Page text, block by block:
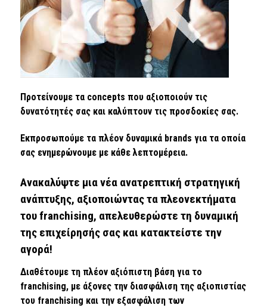
Προτείνουμε τα concepts που αξιοποιούν τις
δυνατότητές σας και καλύπτουν τις προσδοκίες σας.
Εκπροσωπούμε τα πλέον δυναμικά brands για τα οποία
σας ενημερώνουμε με κάθε λεπτομέρεια.
Ανακαλύψτε μια νέα ανατρεπτική στρατηγική
ανάπτυξης, αξιοποιώντας τα πλεονεκτήματα
του franchising, απελευθερώστε τη δυναμική
της επιχείρησής σας και κατακτείστε την
αγορά!
Διαθέτουμε τη πλέον αξιόπιστη βάση για το
franchising, με άξονες την διασφάλιση της αξιοπιστίας
του franchising και την εξασφάλιση των